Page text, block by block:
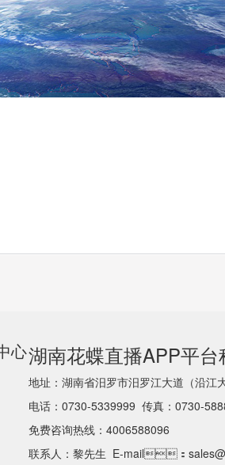
心湖南花蝶直播APP平台
地址：湖南省汨罗市汨罗江大道（沿
电话：0730-5339999 传真：0730-
免费咨询热线：4006588096
联系人：黎先生 E-mail：